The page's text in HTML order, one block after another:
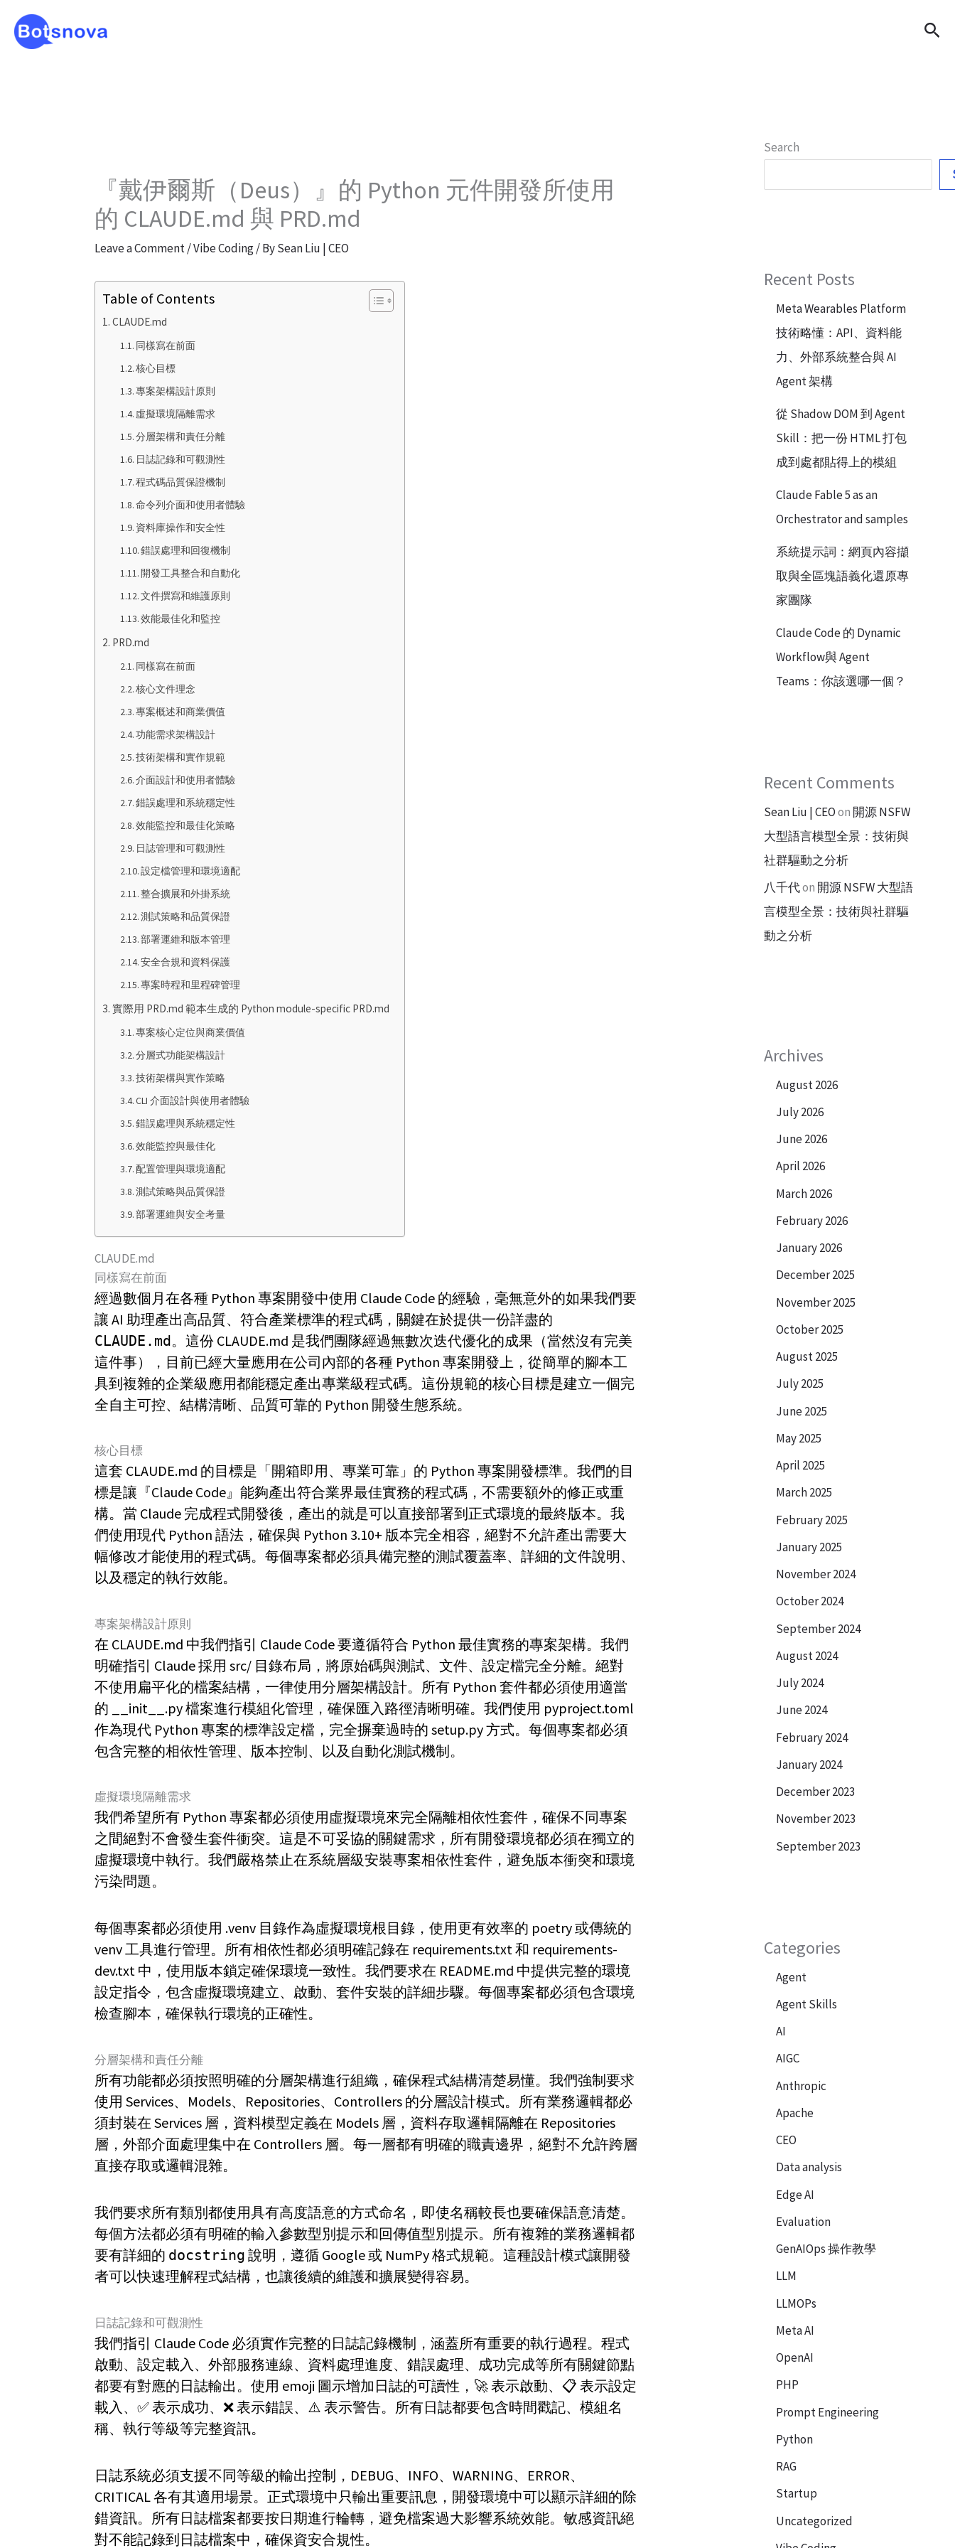
content
『戴伊爾斯（Deus）』的 Python 元件開發所使用
的 CLAUDE.md 與 PRD.md
Leave a Comment/Vibe Coding/ BySean Liu | CEO
Table of Contents
CLAUDE.md
同樣寫在前面
核心目標
專案架構設計原則
虛擬環境隔離需求
分層架構和責任分離
日誌記錄和可觀測性
程式碼品質保證機制
命令列介面和使用者體驗
資料庫操作和安全性
錯誤處理和回復機制
開發工具整合和自動化
文件撰寫和維護原則
效能最佳化和監控
PRD.md
同樣寫在前面
核心文件理念
專案概述和商業價值
功能需求架構設計
技術架構和實作規範
介面設計和使用者體驗
錯誤處理和系統穩定性
效能監控和最佳化策略
日誌管理和可觀測性
設定檔管理和環境適配
整合擴展和外掛系統
測試策略和品質保證
部署運維和版本管理
安全合規和資料保護
專案時程和里程碑管理
實際用 PRD.md 範本生成的 Python module-specific PRD.md
專案核心定位與商業價值
分層式功能架構設計
技術架構與實作策略
CLI 介面設計與使用者體驗
錯誤處理與系統穩定性
效能監控與最佳化
配置管理與環境適配
測試策略與品質保證
部署運維與安全考量
CLAUDE.md
同樣寫在前面
經過數個月在各種 Python 專案開發中使用 Claude Code 的經驗，毫無意外的如果我們要
讓 AI 助理產出高品質、符合產業標準的程式碼，關鍵在於提供一份詳盡的
CLAUDE.md。這份 CLAUDE.md 是我們團隊經過無數次迭代優化的成果（當然沒有完美
這件事），目前已經大量應用在公司內部的各種 Python 專案開發上，從簡單的腳本工
具到複雜的企業級應用都能穩定產出專業級程式碼。這份規範的核心目標是建立一個完
全自主可控、結構清晰、品質可靠的 Python 開發生態系統。
核心目標
這套 CLAUDE.md 的目標是「開箱即用、專業可靠」的 Python 專案開發標準。我們的目
標是讓『Claude Code』能夠產出符合業界最佳實務的程式碼，不需要額外的修正或重
構。當 Claude 完成程式開發後，產出的就是可以直接部署到正式環境的最終版本。我
們使用現代 Python 語法，確保與 Python 3.10+ 版本完全相容，絕對不允許產出需要大
幅修改才能使用的程式碼。每個專案都必須具備完整的測試覆蓋率、詳細的文件說明、
以及穩定的執行效能。
專案架構設計原則
在 CLAUDE.md 中我們指引 Claude Code 要遵循符合 Python 最佳實務的專案架構。我們
明確指引 Claude 採用 src/ 目錄布局，將原始碼與測試、文件、設定檔完全分離。絕對
不使用扁平化的檔案結構，一律使用分層架構設計。所有 Python 套件都必須使用適當
的 __init__.py 檔案進行模組化管理，確保匯入路徑清晰明確。我們使用 pyproject.toml
作為現代 Python 專案的標準設定檔，完全摒棄過時的 setup.py 方式。每個專案都必須
包含完整的相依性管理、版本控制、以及自動化測試機制。
虛擬環境隔離需求
我們希望所有 Python 專案都必須使用虛擬環境來完全隔離相依性套件，確保不同專案
之間絕對不會發生套件衝突。這是不可妥協的關鍵需求，所有開發環境都必須在獨立的
虛擬環境中執行。我們嚴格禁止在系統層級安裝專案相依性套件，避免版本衝突和環境
污染問題。
每個專案都必須使用 .venv 目錄作為虛擬環境根目錄，使用更有效率的 poetry 或傳統的
venv 工具進行管理。所有相依性都必須明確記錄在 requirements.txt 和 requirements-
dev.txt 中，使用版本鎖定確保環境一致性。我們要求在 README.md 中提供完整的環境
設定指令，包含虛擬環境建立、啟動、套件安裝的詳細步驟。每個專案都必須包含環境
檢查腳本，確保執行環境的正確性。
分層架構和責任分離
所有功能都必須按照明確的分層架構進行組織，確保程式結構清楚易懂。我們強制要求
使用 Services、Models、Repositories、Controllers 的分層設計模式。所有業務邏輯都必
須封裝在 Services 層，資料模型定義在 Models 層，資料存取邏輯隔離在 Repositories
層，外部介面處理集中在 Controllers 層。每一層都有明確的職責邊界，絕對不允許跨層
直接存取或邏輯混雜。
我們要求所有類別都使用具有高度語意的方式命名，即使名稱較長也要確保語意清楚。
每個方法都必須有明確的輸入參數型別提示和回傳值型別提示。所有複雜的業務邏輯都
要有詳細的 docstring 說明，遵循 Google 或 NumPy 格式規範。這種設計模式讓開發
者可以快速理解程式結構，也讓後續的維護和擴展變得容易。
日誌記錄和可觀測性
我們指引 Claude Code 必須實作完整的日誌記錄機制，涵蓋所有重要的執行過程。程式
啟動、設定載入、外部服務連線、資料處理進度、錯誤處理、成功完成等所有關鍵節點
都要有對應的日誌輸出。使用 emoji 圖示增加日誌的可讀性，🚀 表示啟動、📋 表示設定
載入、✅ 表示成功、❌ 表示錯誤、⚠️ 表示警告。所有日誌都要包含時間戳記、模組名
稱、執行等級等完整資訊。
日誌系統必須支援不同等級的輸出控制，DEBUG、INFO、WARNING、ERROR、
CRITICAL 各有其適用場景。正式環境中只輸出重要訊息，開發環境中可以顯示詳細的除
錯資訊。所有日誌檔案都要按日期進行輪轉，避免檔案過大影響系統效能。敏感資訊絕
對不能記錄到日誌檔案中，確保資安合規性。
Search
Recent Posts
Meta Wearables Platform
技術略懂：API、資料能
力、外部系統整合與 AI
Agent 架構
從 Shadow DOM 到 Agent
Skill：把一份 HTML 打包
成到處都貼得上的模組
Claude Fable 5 as an
Orchestrator and samples
系統提示詞：網頁內容擷
取與全區塊語義化還原專
家團隊
Claude Code 的 Dynamic
Workflow與 Agent
Teams：你該選哪一個？
Recent Comments
Sean Liu | CEOon 開源 NSFW
大型語言模型全景：技術與
社群驅動之分析
八千代on 開源 NSFW 大型語
言模型全景：技術與社群驅
動之分析
Archives
August 2026
July 2026
June 2026
April 2026
March 2026
February 2026
January 2026
December 2025
November 2025
October 2025
August 2025
July 2025
June 2025
May 2025
April 2025
March 2025
February 2025
January 2025
November 2024
October 2024
September 2024
August 2024
July 2024
June 2024
February 2024
January 2024
December 2023
November 2023
September 2023
Categories
Agent
Agent Skills
AI
AIGC
Anthropic
Apache
CEO
Data analysis
Edge AI
Evaluation
GenAIOps 操作教學
LLM
LLMOPs
Meta AI
OpenAI
PHP
Prompt Engineering
Python
RAG
Startup
Uncategorized